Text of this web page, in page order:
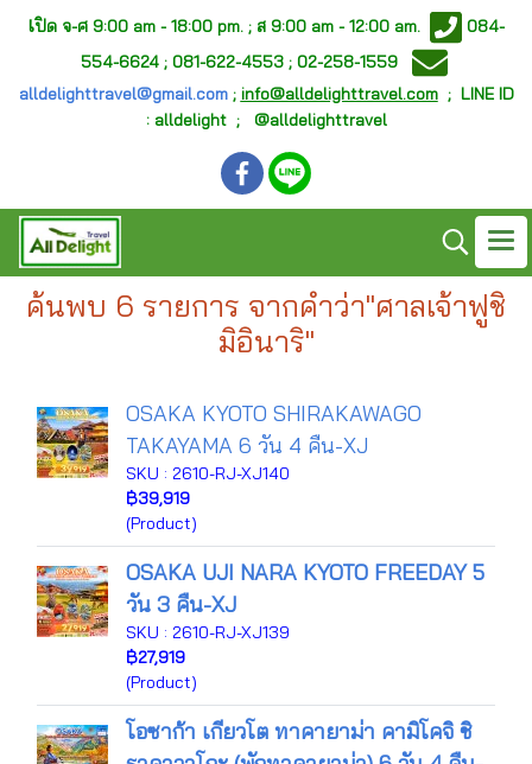
เปิด จ-ศ 9:00 am - 18:00 pm. ; ส 9:00 am - 12:00 am.
084-
554-6624 ; 081-622-4553 ; 02-258-1559
alldelighttravel@gmail.com; info@alldelighttravel.com; LINE ID
: alldelight ; @alldelighttravel
ค้นพบ 6 รายการ จากคำว่า"ศาลเจ้าฟูชิ
มิอินาริ"
OSAKA KYOTO SHIRAKAWAGO
TAKAYAMA 6 วัน 4 คืน-XJ
SKU : 2610-RJ-XJ140
฿39,919
(Product)
OSAKA UJI NARA KYOTO FREEDAY 5
วัน 3 คืน-XJ
SKU : 2610-RJ-XJ139
฿27,919
(Product)
โอซาก้า เกียวโต ทาคายาม่า คามิโคจิ ชิ